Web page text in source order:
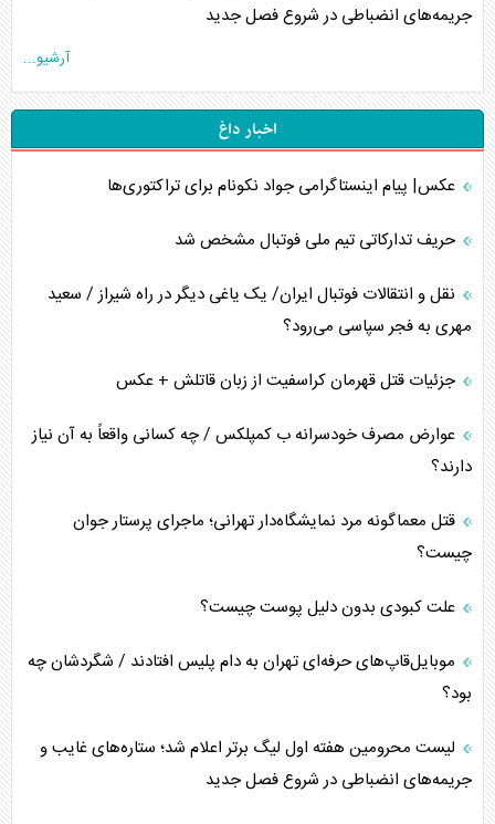
جریمه‌های انضباطی در شروع فصل جدید
آرشیو...
اخبار داغ
عکس| پیام اینستاگرامی جواد نکونام برای تراکتوری‌ها
حریف تدارکاتی تیم ملی فوتبال مشخص شد
نقل و انتقالات فوتبال ایران/ یک یاغی دیگر در راه شیراز / سعید
مهری به فجر سپاسی می‌رود؟
جزئیات قتل قهرمان کراسفیت از زبان قاتلش + عکس
عوارض مصرف خودسرانه ب کمپلکس / چه کسانی واقعاً به آن نیاز
دارند؟
قتل معماگونه مرد نمایشگاه‌دار تهرانی؛ ماجرای پرستار جوان
چیست؟
علت کبودی بدون دلیل پوست چیست؟
موبایل‌قاپ‌های حرفه‌ای تهران به دام پلیس افتادند / شگردشان چه
بود؟
لیست محرومین هفته اول لیگ برتر اعلام شد؛ ستاره‌های غایب و
جریمه‌های انضباطی در شروع فصل جدید